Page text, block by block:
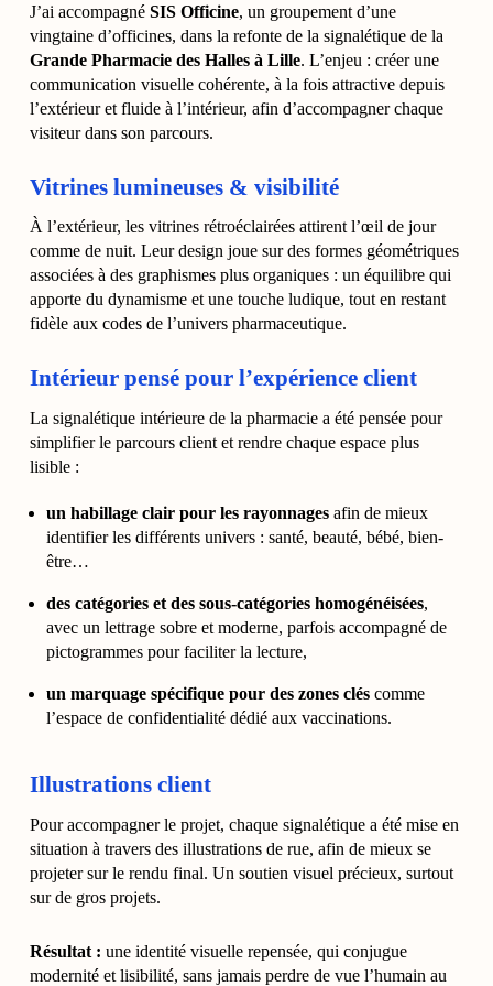
J’ai accompagné SIS Officine, un groupement d’une
vingtaine d’officines, dans la refonte de la signalétique de la
Grande Pharmacie des Halles à Lille. L’enjeu : créer une
communication visuelle cohérente, à la fois attractive depuis
l’extérieur et fluide à l’intérieur, afin d’accompagner chaque
visiteur dans son parcours.
Vitrines lumineuses & visibilité
À l’extérieur, les vitrines rétroéclairées attirent l’œil de jour
comme de nuit. Leur design joue sur des formes géométriques
associées à des graphismes plus organiques : un équilibre qui
apporte du dynamisme et une touche ludique, tout en restant
fidèle aux codes de l’univers pharmaceutique.
Intérieur pensé pour l’expérience client
La signalétique intérieure de la pharmacie a été pensée pour
simplifier le parcours client et rendre chaque espace plus
lisible :
un habillage clair pour les rayonnagesafin de mieux
identifier les différents univers : santé, beauté, bébé, bien-
être…
des catégories et des sous-catégories homogénéisées,
avec un lettrage sobre et moderne, parfois accompagné de
pictogrammes pour faciliter la lecture,
un marquage spécifique pour des zones cléscomme
l’espace de confidentialité dédié aux vaccinations.
Illustrations client
Pour accompagner le projet, chaque signalétique a été mise en
situation à travers des illustrations de rue, afin de mieux se
projeter sur le rendu final. Un soutien visuel précieux, surtout
sur de gros projets.
Résultat : une identité visuelle repensée, qui conjugue
modernité et lisibilité, sans jamais perdre de vue l’humain au